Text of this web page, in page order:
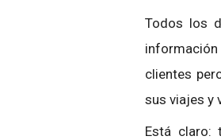
Todos los
información
clientes
sus viajes y
Está claro: